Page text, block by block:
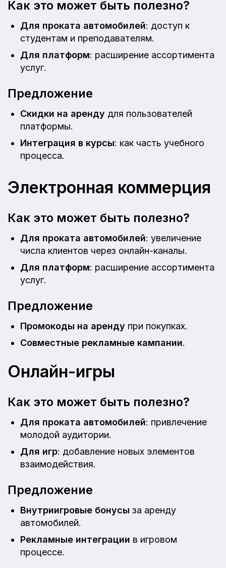
Как это может быть полезно?
Для проката автомобилей: доступ к
студентам и преподавателям.
Для платформ: расширение ассортимента
услуг.
Предложение
Скидки на аренду для пользователей
платформы.
Интеграция в курсы: как часть учебного
процесса.
Электронная коммерция
Как это может быть полезно?
Для проката автомобилей: увеличение
числа клиентов через онлайн-каналы.
Для платформ: расширение ассортимента
услуг.
Предложение
Промокоды на аренду при покупках.
Совместные рекламные кампании.
Онлайн-игры
Как это может быть полезно?
Для проката автомобилей: привлечение
молодой аудитории.
Для игр: добавление новых элементов
взаимодействия.
Предложение
Внутриигровые бонусы за аренду
автомобилей.
Рекламные интеграции в игровом
процессе.